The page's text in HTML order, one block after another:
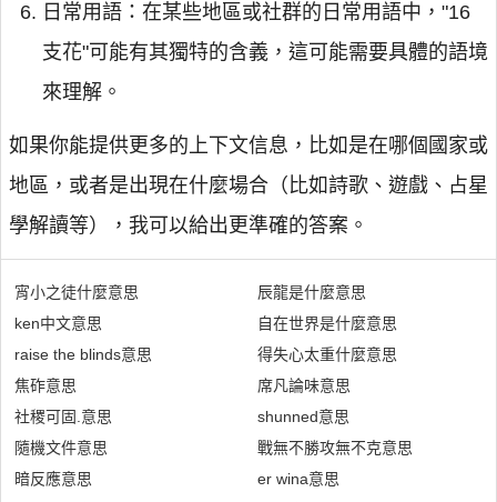
日常用語：在某些地區或社群的日常用語中，"16
支花"可能有其獨特的含義，這可能需要具體的語境
來理解。
如果你能提供更多的上下文信息，比如是在哪個國家或
地區，或者是出現在什麼場合（比如詩歌、遊戲、占星
學解讀等），我可以給出更準確的答案。
宵小之徒什麼意思
ken中文意思
raise the blinds意思
焦砟意思
社稷可固.意思
隨機文件意思
暗反應意思
辰龍是什麼意思
自在世界是什麼意思
得失心太重什麼意思
席凡論味意思
shunned意思
戰無不勝攻無不克意思
er wina意思